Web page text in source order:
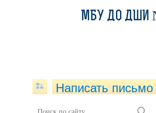
МБУ ДО ДШИ
Написать письмо